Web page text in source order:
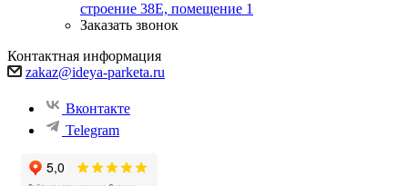
строение 38Е, помещение 1
Заказать звонок
Контактная информация
zakaz@ideya-parketa.ru
Вконтакте
Telegram